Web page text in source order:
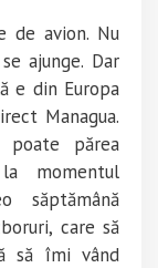
de avion. Nu
ajunge. Dar
e din Europa
Managua.
poate părea
momentul
săptămână
care să
să îmi vând